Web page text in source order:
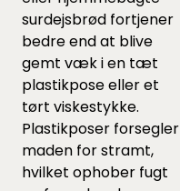
surdejsbrød fortjener
bedre end at blive
gemt væk i en tæt
plastikpose eller et
tørt viskestykke.
Plastikposer forsegler
maden for stramt,
hvilket ophober fugt